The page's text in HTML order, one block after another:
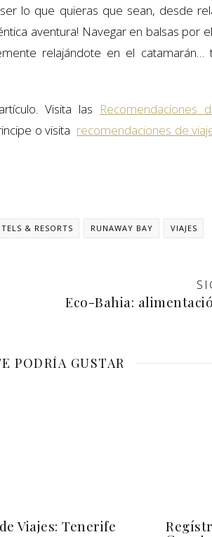
lo que quieras que sean, desde
aventura! Navegar en balsas por
relajándote en el
Visita las Recomendaciones
o visita recomendaciones de
& RESORTS RUNAWAY BAY VIAJES
Eco-Bahia:
PODRÍA GUSTAR
Viajes: Tenerife